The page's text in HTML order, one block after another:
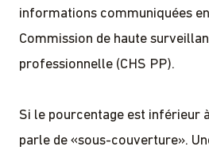
informations communiquées
Commission de haute
professionnelle (CHS PP).
Si le pourcentage est inférieur
parle de «sous-couverture».